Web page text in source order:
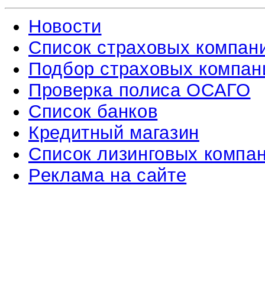
Новости
Список страховых
Подбор страховых
Проверка полиса ОСАГО
Список банков
Кредитный магазин
Список лизинговых
Реклама на сайте